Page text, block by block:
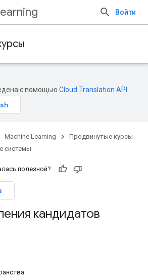
Войти
с помощью Cloud Translation API
Machine Learning
Продвинутые курсы
системы
полезной?
кандидатов